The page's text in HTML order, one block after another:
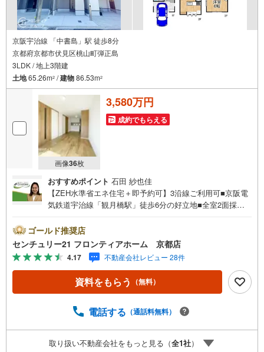
京阪宇治線 「中書島」駅 徒歩8分
京都府京都市伏見区桃山町弾正島
3LDK / 地上3階建
土地65.26m2 /建物86.53m2
画像36枚
3,580万円
成約でもらえる
おすすめポイント 石田 紗也佳
【ZEH水準省エネ住宅＋即予約可】3沿線ご利用可■京阪電
気鉄道宇治線「観月橋駅」徒歩6分の好立地■全室2面採
なお子様の通学も安心の距離 特徴・リビング全体を見渡せ
るカウンターキッチン！・全室洋室、各居室収納スペース
付き！・駐車スペース完備！・防犯面も安心なTVモニター
付きインターホン！・トイレは2か所あり忙しい朝もスムー
ズ！・スーパー・コンビニまで近く生活至便！ 立地・京都
市立伏見南浜小学校まで徒歩約5分・京都市立桃陵中学校ま
ファイナンシャルプランナーが資金計画をサポート！2.買
んの銀行と繋がりがあるため、最も低金利になるように審
査が可能！4.物件のお引渡し後に必要になったお家のリフ
ゴールド推奨店
センチュリー21 フロンティアホーム 京都店
4.17 不動産会社レビュー 28件
資料をもらう （無料）
電話する （通話料無料）
取り扱い不動産会社をもっと見る（全1社）